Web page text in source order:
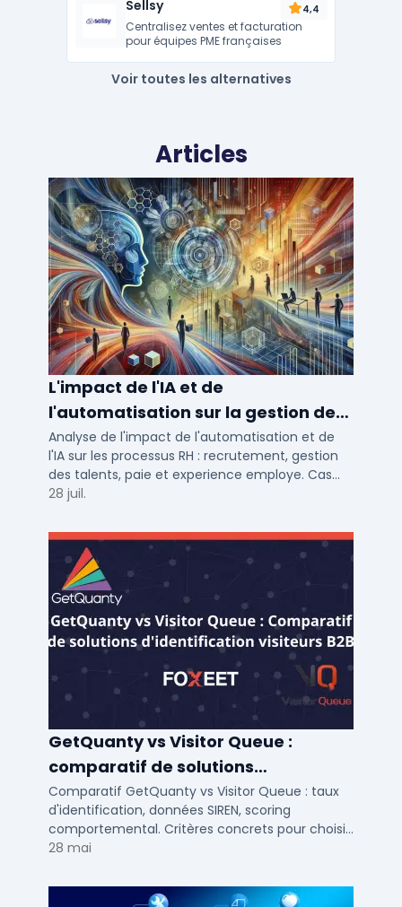
Sellsy 4,4
Centralisez ventes et facturation
pour équipes PME françaises
Voir toutes les alternatives
Articles
L'impact de l'IA et de
l'automatisation sur la gestion des
talents RH
Analyse de l'impact de l'automatisation et de
l'IA sur les processus RH : recrutement, gestion
des talents, paie et experience employe. Cas
concrets pour TPE, PME et ETI en 2026.
28 juil.
GetQuanty vs Visitor Queue :
comparatif de solutions
d'identification visiteurs B2B
Comparatif GetQuanty vs Visitor Queue : taux
d'identification, données SIREN, scoring
comportemental. Critères concrets pour choisir
votre solution de lead generation B2B en PME et
28 mai